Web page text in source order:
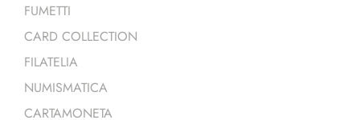
FUMETTI
CARD COLLECTION
FILATELIA
NUMISMATICA
CARTAMONETA